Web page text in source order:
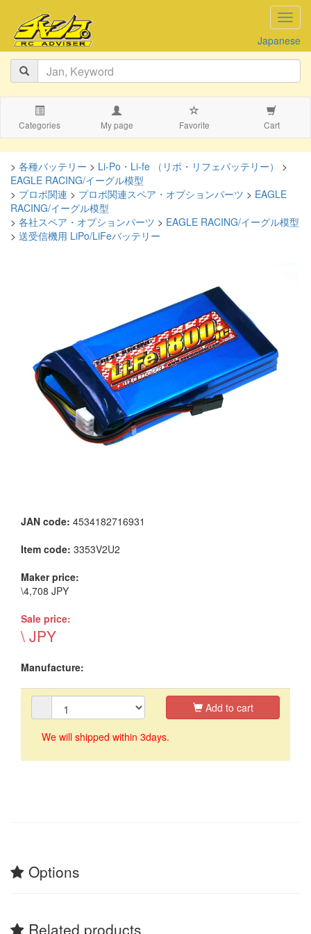
Japanese
Categories My page Favorite Cart
> 各種バッテリー > Li-Po・Li-fe （リポ・リフェバッテリー）
>
EAGLE RACING/イーグル模型
> プロポ関連 > プロポ関連スペア・オプションパーツ > EAGLE
RACING/イーグル模型
> 各社スペア・オプションパーツ > EAGLE RACING/イーグル模型
> 送受信機用 LiPo/LiFeバッテリー
JAN code: 4534182716931
Item code: 3353V2U2
Maker price:
\4,708 JPY
Sale price:
\ JPY
Manufacture:
Add to cart
We will shipped within 3days.
Options
Related products